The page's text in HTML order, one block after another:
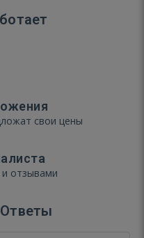
свои цены
отзывами